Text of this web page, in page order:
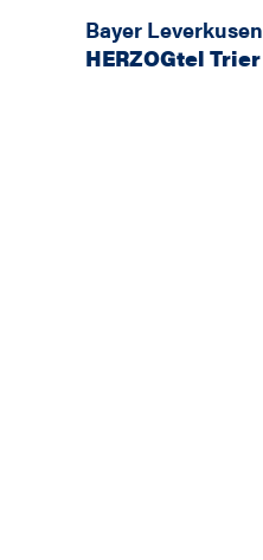
Bayer Leverkusen
HERZOGtel Trier